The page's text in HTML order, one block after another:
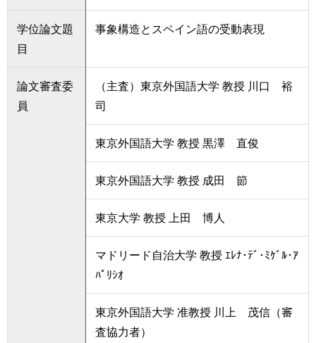
学位論文題
目
事象構造とスペイン語の受動表現
論文審査委
員
（主査）東京外国語大学 教授 川口 裕
司
東京外国語大学 教授 黒澤 直俊
東京外国語大学 教授 成田 節
東京大学 教授 上田 博人
マドリード自治大学 教授 ｴﾚﾅ･ﾃﾞ･ﾐｹﾞﾙ･ｱ
ﾊﾟﾘｼｵ
東京外国語大学 准教授 川上 茂信（審
査協力者）